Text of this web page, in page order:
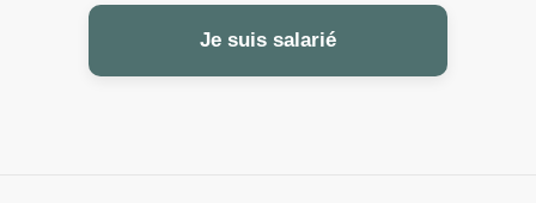
Je suis salarié